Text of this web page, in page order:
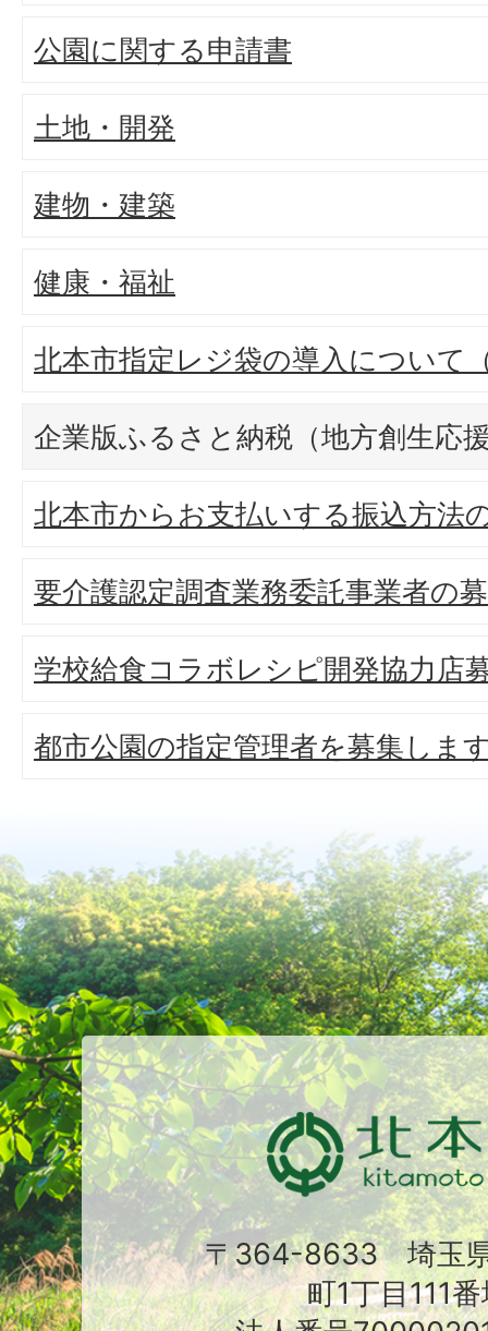
公園に関する申請書
土地・開発
建物・建築
健康・福祉
北本市指定レジ袋の導入について
企業版ふるさと納税（地方創生応
北本市からお支払いする振込方法
要介護認定調査業務委託事業者の
学校給食コラボレシピ開発協力店
都市公園の指定管理者を募集しま
〒364-8633 埼玉
町1丁目111